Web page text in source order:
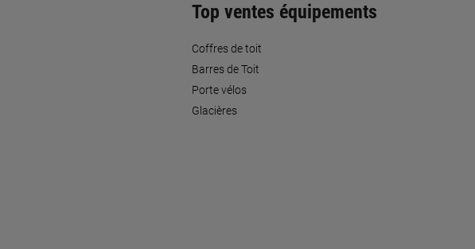
Top ventes équipements
Coffres de toit
Barres de Toit
Porte vélos
Glacières